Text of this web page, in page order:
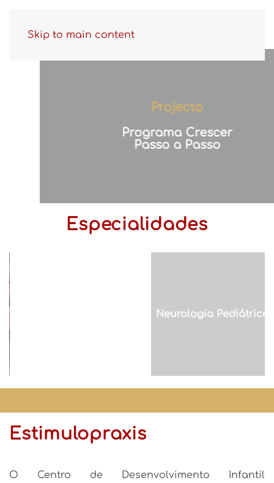
Skip to main content
Projecto
Programa Crescer
Passo a Passo
Especialidades
Neurologia
Estimulopraxis
O Centro de Desenvolvimento Infantil